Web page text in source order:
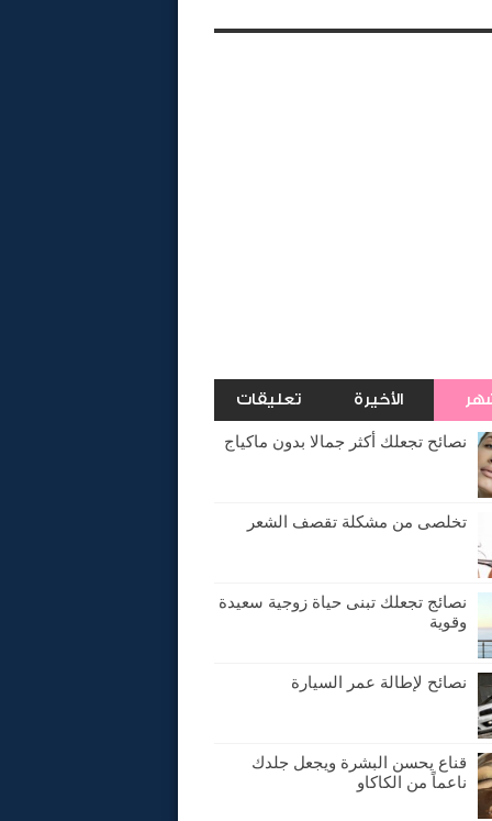
الأخيرة تعليقات
نصائح تجعلك أكثر جمالا بدون ماكياج
تخلصى من مشكلة تقصف الشعر
نصائج تجعلك تبنى حياة زوجية سعيدة
وقوية
نصائح لإطالة عمر السيارة
قناع يحسن البشرة ويجعل جلدك
ناعماً من الكاكاو